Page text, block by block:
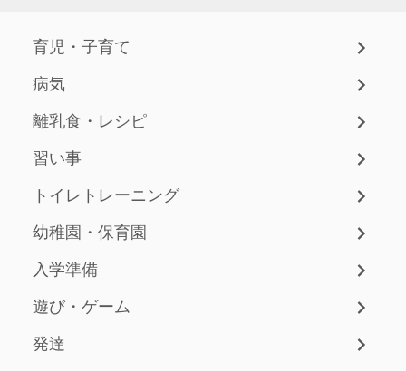
育児・子育て
病気
離乳食・レシピ
習い事
トイレトレーニング
幼稚園・保育園
入学準備
遊び・ゲーム
発達